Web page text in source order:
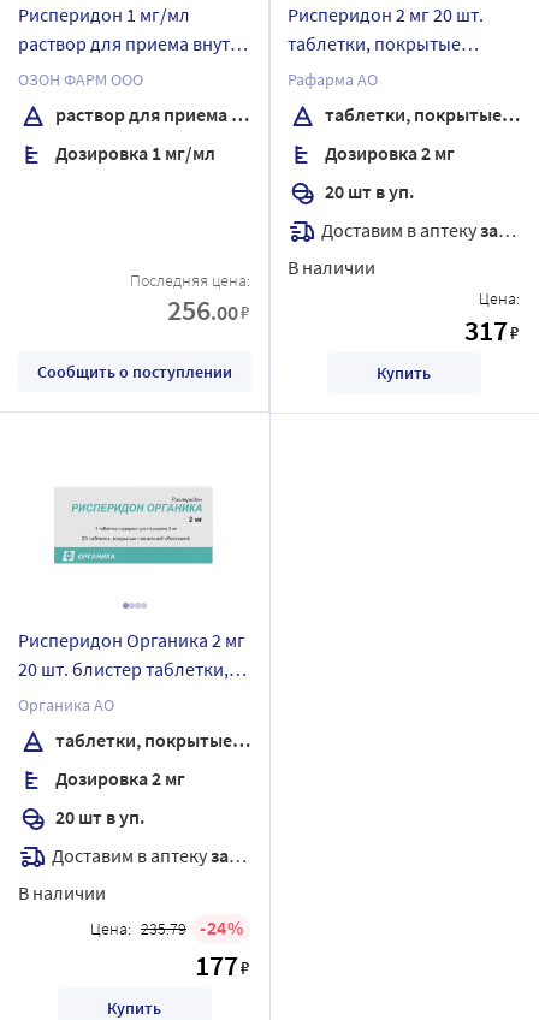
Рисперидон 1 мг/мл
раствор для приема внутрь
30 мл флакон
ОЗОН ФАРМ ООО
раствор для приема внутрь
Дозировка 1 мг/мл
Последняя цена:
256.00₽
Сообщить о поступлении
Рисперидон 2 мг 20 шт.
таблетки, покрытые
пленочной оболочкой
Рафарма АО
таблетки, покрытые пленочной оболочкой
Дозировка 2 мг
20 шт в уп.
Доставим в аптекузавтра
В наличии
Цена:
317₽
Купить
Рисперидон Органика 2 мг
20 шт. блистер таблетки,
покрытые пленочной
оболочкой
Органика АО
таблетки, покрытые пленочной оболочкой
Дозировка 2 мг
20 шт в уп.
Доставим в аптекузавтра
В наличии
Цена: 235.79 24
177₽
Купить